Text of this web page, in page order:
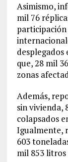
Asimismo,
mil 76
desplegados
que, 28 mil
zonas
Además,
sin vivienda,
colapsados
Igualmente,
603
mil 853